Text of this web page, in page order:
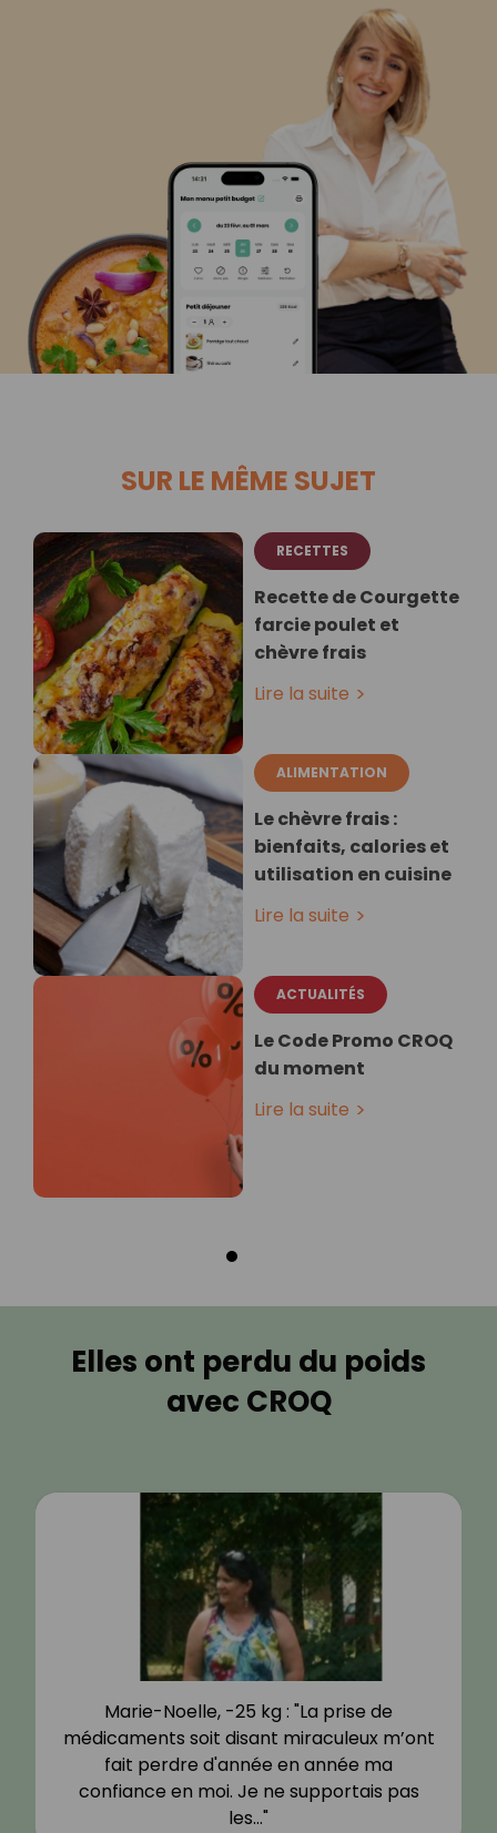
SUR LE MÊME SUJET
RECETTES
Recette de Courgette
farcie poulet et
chèvre frais
Lire la suite
ALIMENTATION
Le chèvre frais :
bienfaits, calories et
utilisation en cuisine
Lire la suite
ACTUALITÉS
Le Code Promo CROQ
du moment
Lire la suite
Elles ont perdu du poids
avec CROQ
Marie-Noelle, -25 kg : "La prise de
médicaments soit disant miraculeux m’ont
fait perdre d'année en année ma
confiance en moi. Je ne supportais pas
les…"